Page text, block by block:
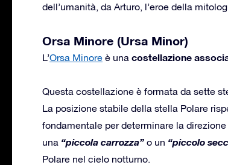
dell’umanità, da Arturo, l’eroe della
Orsa Minore (Ursa Minor)
L’Orsa Minore è una costellazione
Questa costellazione è formata da sette
La posizione stabile della stella Polare
fondamentale per determinare la direzione
una “piccola carrozza” o un “piccolo
Polare nel cielo notturno.